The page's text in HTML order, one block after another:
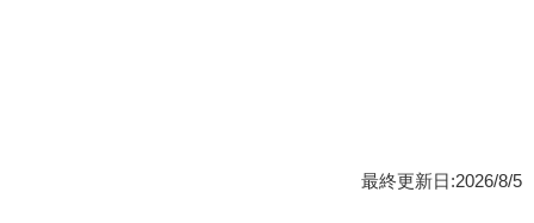
最終更新日:2026/8/5